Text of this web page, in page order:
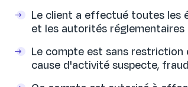
Le client a effectué toutes les
et les autorités
Le compte est sans restriction
cause d'activité suspecte,